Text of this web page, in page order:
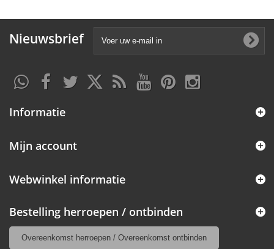
Nieuwsbrief
Informatie
Mijn account
Webwinkel informatie
Bestelling herroepen / ontbinden
Overeenkomst herroepen / Overeenkomst ontbinden